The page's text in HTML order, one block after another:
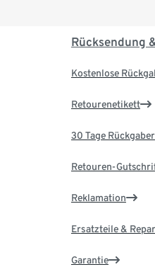
Rücksendung
Kostenlose
Retourenetikett
30 Tage
Retouren-
Reklamation
Ersatzteile &
Garantie